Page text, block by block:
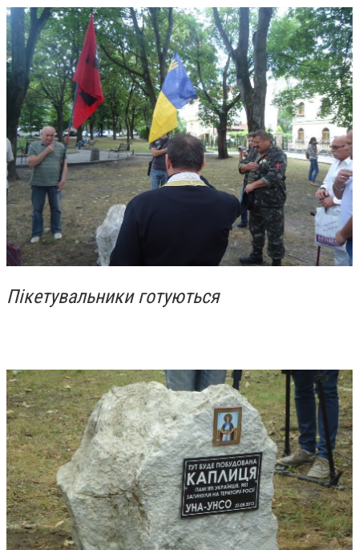
Пікетувальники готуються